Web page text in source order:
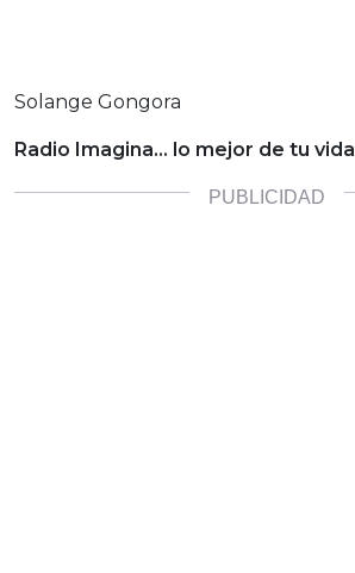
Solange Gongora
Radio Imagina… lo mejor de tu vida